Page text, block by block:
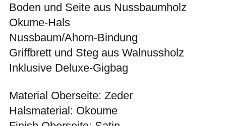
Boden und Seite aus Nussbaumholz
Okume-Hals
Nussbaum/Ahorn-Bindung
Griffbrett und Steg aus Walnussholz
Inklusive Deluxe-Gigbag
Material Oberseite: Zeder
Halsmaterial: Okoume